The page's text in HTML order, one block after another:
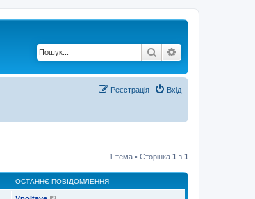
Пошук
Вхід
Реєстрація
1 тема • Сторінка 1 з 1
ОСТАННЄ ПОВІДОМЛЕННЯ